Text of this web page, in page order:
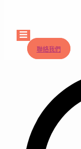
Hamburger
Toggle
Menu
聯絡我們